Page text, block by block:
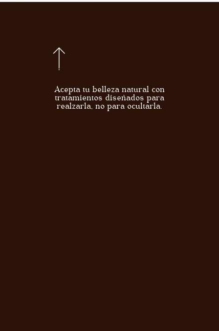
Acepta tu belleza natural con
tratamientos diseñados para
realzarla, no para ocultarla.